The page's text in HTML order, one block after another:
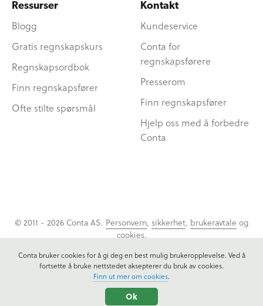
Ressurser
Blogg
Gratis regnskapskurs
Regnskapsordbok
Finn regnskapsfører
Ofte stilte spørsmål
Kontakt
Kundeservice
Conta for
regnskapsførere
Presserom
Finn regnskapsfører
Hjelp oss med å forbedre
Conta
© 2011 - 2026 Conta AS. Personvern, sikkerhet, brukeravtale og
cookies.
Conta bruker cookies for å gi deg en best mulig brukeropplevelse. Ved å
fortsette å bruke nettstedet aksepterer du bruk av cookies.
Finn ut mer om cookies.
Ok